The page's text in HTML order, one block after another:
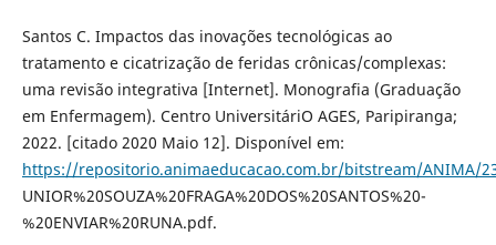
Santos C. Impactos das inovações tecnológicas ao
tratamento e cicatrização de feridas crônicas/complexas:
uma revisão integrativa [Internet]. Monografia (Graduação
em Enfermagem). Centro UniversitáriO AGES, Paripiranga;
2022. [citado 2020 Maio 12]. Disponível em:
https://repositorio.animaeducacao.com.br/bitstream/ANIMA/
UNIOR%20SOUZA%20FRAGA%20DOS%20SANTOS%20-
%20ENVIAR%20RUNA.pdf.